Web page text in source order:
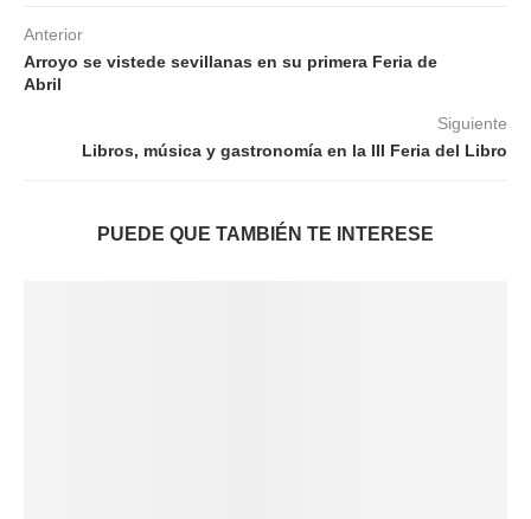
Anterior
Arroyo se vistede sevillanas en su primera Feria de
Abril
Siguiente
Libros, música y gastronomía en la III Feria del Libro
PUEDE QUE TAMBIÉN TE INTERESE